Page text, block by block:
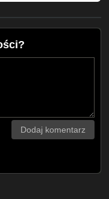
Dodaj komentarz